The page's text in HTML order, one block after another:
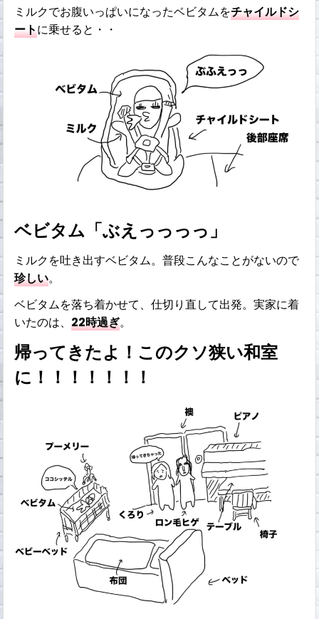
ミルクでお腹いっぱいになったベビタムをチャイルドシ
ートに乗せると・・
ベビタム「ぶえっっっっ」
ミルクを吐き出すベビタム。普段こんなことがないので
珍しい。
ベビタムを落ち着かせて、仕切り直して出発。実家に着
いたのは、22時過ぎ。
帰ってきたよ！このクソ狭い和室
に！！！！！！！